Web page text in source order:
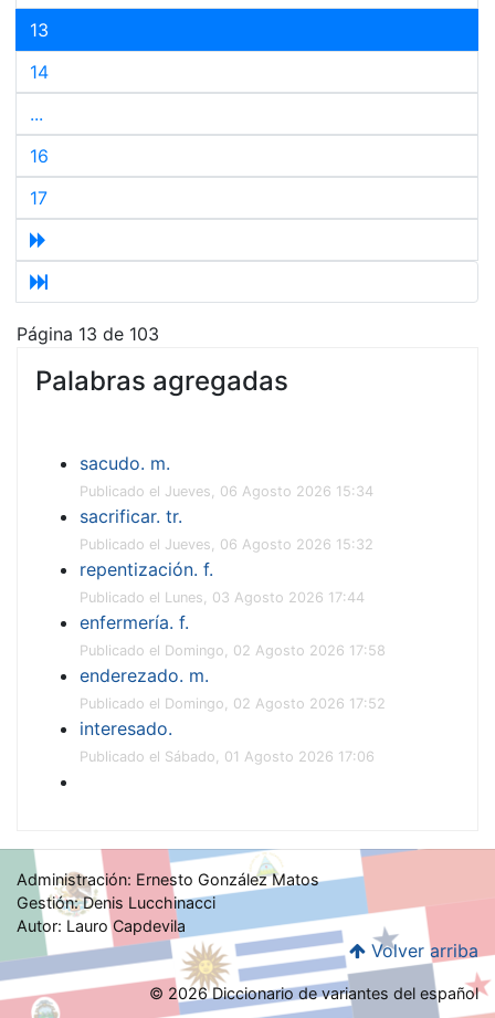
13
14
...
16
17
Página 13 de 103
Palabras agregadas
sacudo. m.
Publicado el Jueves, 06 Agosto 2026 15:34
sacrificar. tr.
Publicado el Jueves, 06 Agosto 2026 15:32
repentización. f.
Publicado el Lunes, 03 Agosto 2026 17:44
enfermería. f.
Publicado el Domingo, 02 Agosto 2026 17:58
enderezado. m.
Publicado el Domingo, 02 Agosto 2026 17:52
interesado.
Publicado el Sábado, 01 Agosto 2026 17:06
Administración: Ernesto González Matos
Gestión: Denis Lucchinacci
Autor: Lauro Capdevila
Volver arriba
© 2026 Diccionario de variantes del español